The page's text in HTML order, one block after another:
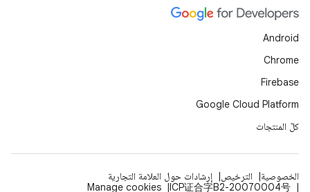
Android
Chrome
Firebase
Google Cloud Platform
كلّ المنتجات
الخصوصية الترخيص
إرشادات حول العلامة التجارية
ICP证合字B2-20070004号
Manage cookies